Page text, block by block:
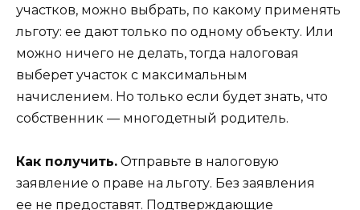
участков, можно выбрать, по какому применять
льготу: ее дают только по одному объекту. Или
можно ничего не делать, тогда налоговая
выберет участок с максимальным
начислением. Но только если будет знать, что
собственник — многодетный родитель.
Как получить. Отправьте в налоговую
заявление о праве на льготу. Без заявления
ее не предоставят. Подтверждающие